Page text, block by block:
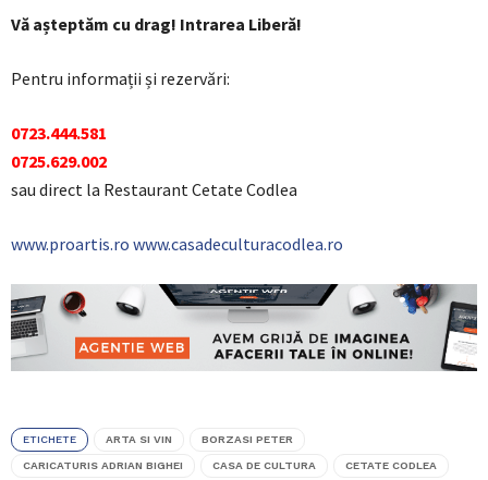
Vă așteptăm cu drag! Intrarea Liberă!
Pentru informații și rezervări:
0723.444.581
0725.629.002
sau direct la Restaurant Cetate Codlea
www.proartis.ro www.casadeculturacodlea.ro
ETICHETE ARTA SI VIN BORZASI PETER
CARICATURIS ADRIAN BIGHEI CASA DE CULTURA CETATE CODLEA